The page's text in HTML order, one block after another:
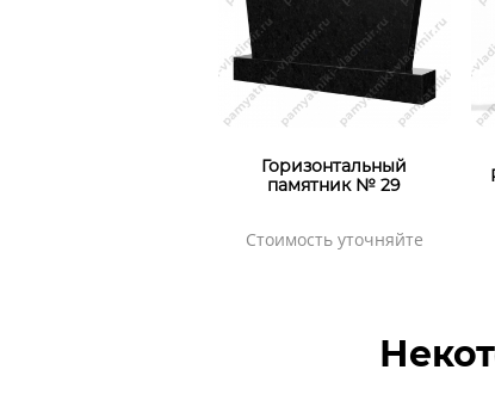
Горизонтальный
памятник № 29
Стоимость уточняйте